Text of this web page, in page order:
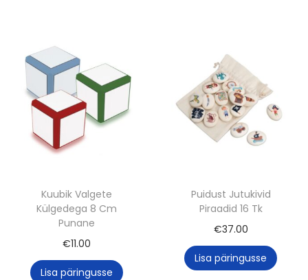
Kuubik Valgete
Külgedega 8 Cm
Punane
€11.00
Lisa päringusse
Puidust Jutukivid
Piraadid 16 Tk
€37.00
Lisa päringusse